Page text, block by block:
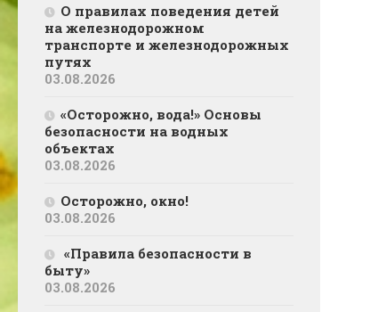
О правилах поведения детей
на железнодорожном
транспорте и железнодорожных
путях
03.08.2026
«Осторожно, вода!» Основы
безопасности на водных
объектах
03.08.2026
Осторожно, окно!
03.08.2026
«Правила безопасности в
быту»
03.08.2026